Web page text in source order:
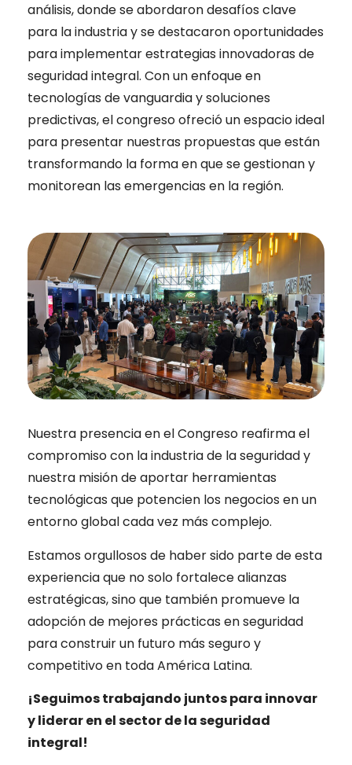
análisis, donde se abordaron desafíos clave
para la industria y se destacaron oportunidades
para implementar estrategias innovadoras de
seguridad integral. Con un enfoque en
tecnologías de vanguardia y soluciones
predictivas, el congreso ofreció un espacio ideal
para presentar nuestras propuestas que están
transformando la forma en que se gestionan y
monitorean las emergencias en la región.
Nuestra presencia en el Congreso reafirma el
compromiso con la industria de la seguridad y
nuestra misión de aportar herramientas
tecnológicas que potencien los negocios en un
entorno global cada vez más complejo.
Estamos orgullosos de haber sido parte de esta
experiencia que no solo fortalece alianzas
estratégicas, sino que también promueve la
adopción de mejores prácticas en seguridad
para construir un futuro más seguro y
competitivo en toda América Latina.
¡Seguimos trabajando juntos para innovar
y liderar en el sector de la seguridad
integral!